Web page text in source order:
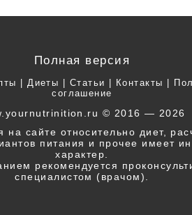
Полная версия
| Диеты | Статьи | Контакты |
соглашение
© 2016 — 2026
на сайте относительно диет,
питания и прочее имеет
характер.
рекомендуется
специалистом (врачом).